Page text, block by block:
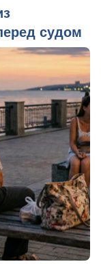
судом